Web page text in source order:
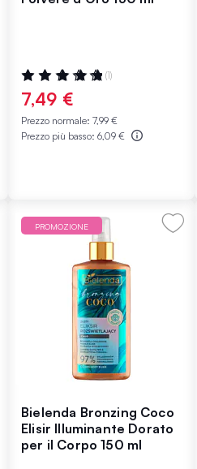
Valutazione:
100%
(1)
7,49 €
Prezzo normale: 7,99 €
Prezzo più basso: 6,09 €
PROMOZIONE
Bielenda Bronzing Coco
Elisir Illuminante Dorato
per il Corpo 150 ml